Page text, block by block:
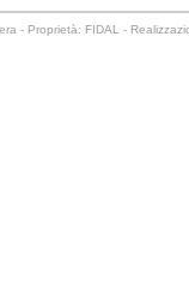
- Proprietà: FIDAL -